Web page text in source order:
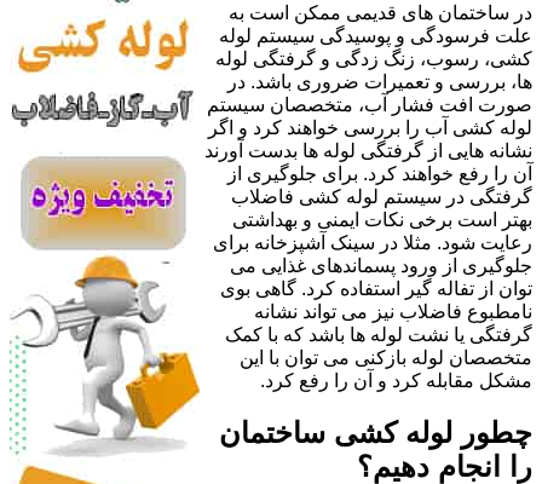
در ساختمان های قدیمی ممکن است به
علت فرسودگی و پوسیدگی سیستم لوله
کشی، رسوب، زنگ زدگی و گرفتگی لوله
ها، بررسی و تعمیرات ضروری باشد. در
صورت افت فشار آب، متخصصان سیستم
لوله کشی آب را بررسی خواهند کرد و اگر
نشانه هایی از گرفتگی لوله ها بدست آورند
آن را رفع خواهند کرد. برای جلوگیری از
گرفتگی در سیستم لوله کشی فاضلاب
بهتر است برخی نکات ایمنی و بهداشتی
رعایت شود. مثلا در سینک آشپزخانه برای
جلوگیری از ورود پسماندهای غذایی می
توان از تفاله گیر استفاده کرد. گاهی بوی
نامطبوع فاضلاب نیز می تواند نشانه
گرفتگی یا نشت لوله ها باشد که با کمک
متخصصان لوله بازکنی می توان با این
مشکل مقابله کرد و آن را رفع کرد.
چطور لوله کشی ساختمان
را انجام دهیم؟